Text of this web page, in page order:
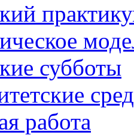
субботы
работа